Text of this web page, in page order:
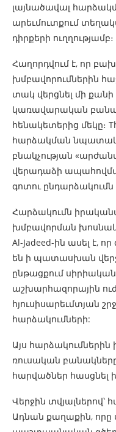
լայնածավալ
արեւմուտքում
դիրքերի ուղղությամբ։
Հաղորդվում է, որ
խմբավորումներին
տակ վերցնել մի
կառավարական
հենակետերից մեկը։
հարձակման
բնակչության
վերադաձի
գոտու ընդարձակումն
Հարձակումն
խմբավորման
Al-Jadeed-ին ասել է,
են ի պատասխան
ընթացքում
աշխարհազորային
հյուսիսարեւմտյան
հարձակումների:
Այս
ռուսական
հարվածներ հասցնել
Վերջին տվյալներով՝
Ադնան քաղաքին,